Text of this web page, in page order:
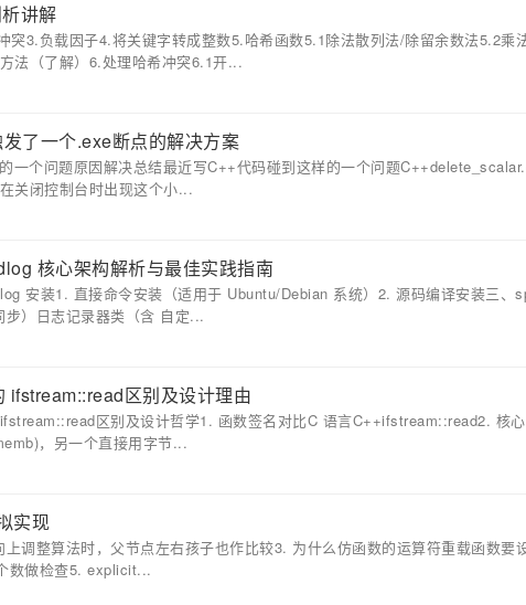
讲解
突3.负载因子4.将关键字转成整数5.哈希函数5.1除法散列法/除留余数法5.2乘
法（了解）6.处理哈希冲突6.1开...
了一个.exe断点的解决方案
一个问题原因解决总结最近写C++代码碰到这样的一个问题
关闭控制台时出现这个小...
核心架构解析与最佳实践指南
安装1. 直接命令安装（适用于 Ubuntu/Debian 系统）2. 源码编译安装三、
）日志记录器类（含 自定...
ifstream::read区别及设计理由
区别及设计哲学1. 函数签名对比C 语言C++ifstream::read2. 核
，另一个直接用字节...
实现
调整算法时，父节点左右孩子也作比较3. 为什么仿函数的运算符重载函数要
数做检查5. explicit...